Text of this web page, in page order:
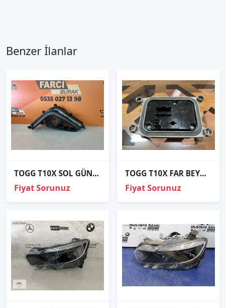
Benzer İlanlar
TOGG T10X SOL GÜNDÜZ LEDİ ORJİNAL
Fiyat Sorunuz
TOGG T10X FAR BEYNİ ORJİNAL
Fiyat Sorunuz